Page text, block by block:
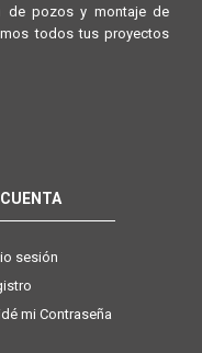
de pozos y montaje de
todos tus proyectos
sesión
mi Contraseña